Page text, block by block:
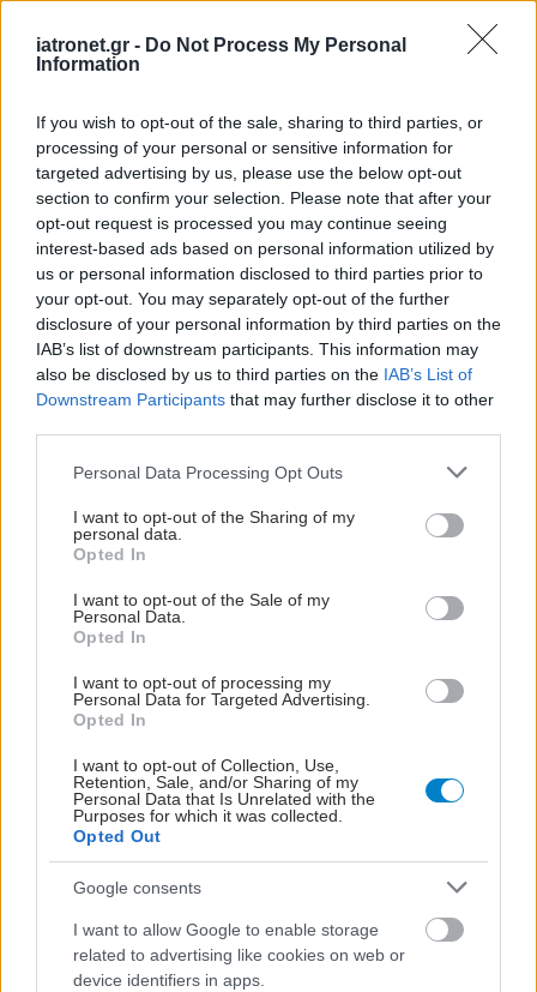
iatronet.gr - Do Not Process My Personal
Information
If you wish to opt-out of the sale, sharing to third parties, or
processing of your personal or sensitive information for
targeted advertising by us, please use the below opt-out
section to confirm your selection. Please note that after your
opt-out request is processed you may continue seeing
interest-based ads based on personal information utilized by
us or personal information disclosed to third parties prior to
your opt-out. You may separately opt-out of the further
disclosure of your personal information by third parties on the
IAB’s list of downstream participants. This information may
also be disclosed by us to third parties on the IAB’s List of
Downstream Participants that may further disclose it to other
Please note that this website/app uses one or more Google
not limited to your visit or usage behaviour. You may click to
grant or deny consent to Google and its third-party tags to
use your data for below specified purposes in below Google
consent section.
Personal Data Processing Opt Outs
I want to opt-out of the Sharing of my
personal data.
Opted In
I want to opt-out of the Sale of my
Personal Data.
Opted In
I want to opt-out of processing my
Personal Data for Targeted Advertising.
Opted In
I want to opt-out of Collection, Use,
Retention, Sale, and/or Sharing of my
Personal Data that Is Unrelated with the
Purposes for which it was collected.
Opted Out
Google consents
I want to allow Google to enable storage
related to advertising like cookies on web or
device identifiers in apps.
Θετικές εξελίξεις
Η Diaverum λανσάρει το
kidney.com
Αιμοκάθαρση: Νέο
σύγχρονο εργαστήριο
στη Βιέννη φιλοδοξεί να
"Οδύσσεια" για
χιλιόμετρα για
Γεωργιάδης: Κανονικά
νεφροπαθών
ΕΟΠΥΥ: Στον Πειραιά
παραπέμπονται για
αιμοκάθαρση οι
νεφροπαθείς της Αίγινας